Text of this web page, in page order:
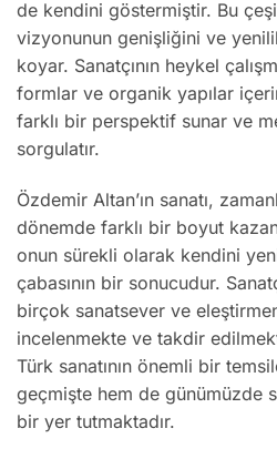
de kendini göstermiştir. Bu
vizyonunun genişliğini ve
koyar. Sanatçının heykel
formlar ve organik yapılar
farklı bir perspektif sunar ve
sorgulatır.
Özdemir Altan’ın sanatı,
dönemde farklı bir boyut
onun sürekli olarak kendini
çabasının bir sonucudur.
birçok sanatsever ve
incelenmekte ve takdir
Türk sanatının önemli bir
geçmişte hem de günümüzde
bir yer tutmaktadır.